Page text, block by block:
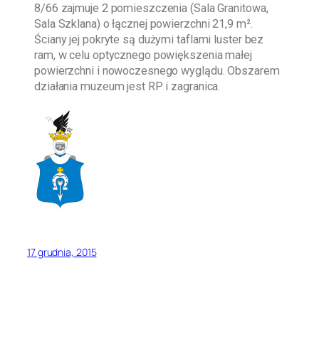
8/66 zajmuje 2 pomieszczenia (Sala Granitowa,
Sala Szklana) o łącznej powierzchni 21,9 m².
Ściany jej pokryte są dużymi taflami luster bez
ram, w celu optycznego powiększenia małej
powierzchni i nowoczesnego wyglądu. Obszarem
działania muzeum jest RP i zagranica.
17 grudnia, 2015